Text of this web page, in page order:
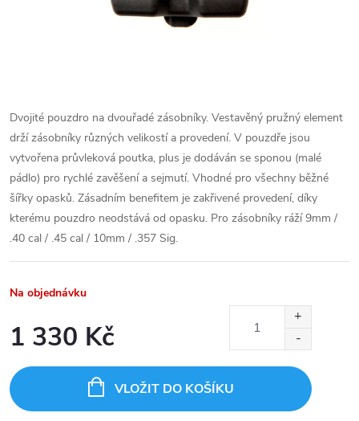
Dvojité pouzdro na dvouřadé zásobníky. Vestavěný pružný element
drží zásobníky různých velikostí a provedení. V pouzdře jsou
vytvořena průvleková poutka, plus je dodáván se sponou (malé
pádlo) pro rychlé zavěšení a sejmutí. Vhodné pro všechny běžné
šířky opasků. Zásadním benefitem je zakřivené provedení, díky
kterému pouzdro neodstává od opasku. Pro zásobníky ráží 9mm /
.40 cal / .45 cal / 10mm / .357 Sig.
Na objednávku
1 330 Kč
cena:
VLOŽIT DO KOŠÍKU